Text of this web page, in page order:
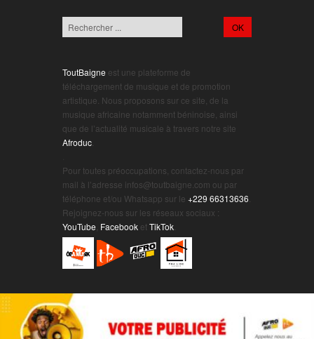
ToutBaigne est une plateforme de
téléchargement de musique et de promotion
artistique. Nous proposons sur ce site, de la
musique africaine notamment béninoise, ainsi
que de l’actualité musicale à travers notre site
Afroduc
Pour toutes préoccupations, contactez-nous par
mail à l’adresse infos@toutbaigne.com ou par
téléphone et/ou Whatsapp sur le +229 66313636
Rejoignez-nous sur les réseaux sociaux :
YouTube Facebook etTikTok